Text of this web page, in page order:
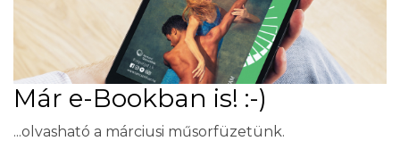
Már e-Bookban is! :-)
...olvasható a márciusi műsorfüzetünk.